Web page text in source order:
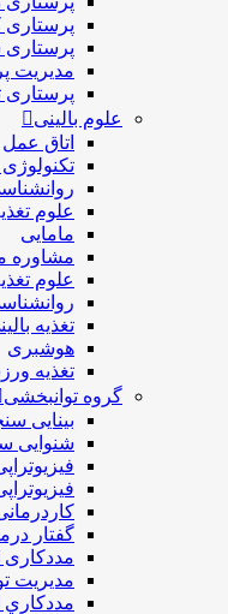
پرستاری
مدیریت
پرستاری
علوم بالینی
اتاق عمل
علوم
مامایی
مشاوره
علوم
تغذیه
هوشبری
تغذيه
گروه توانبخشی
بینایی
شنوایی
گفتار
مددکاری
مديريت
مددکاري